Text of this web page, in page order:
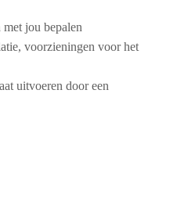
jou bepalen
voorzieningen voor het
uitvoeren door een